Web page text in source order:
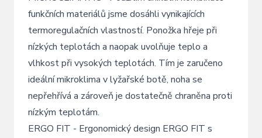
funkčních materiálů jsme dosáhli vynikajících
termoregulačních vlastností. Ponožka hřeje při
nízkých teplotách a naopak uvolňuje teplo a
vlhkost při vysokých teplotách. Tím je zaručeno
ideální mikroklima v lyžařské botě, noha se
nepřehřívá a zároveň je dostatečně chraněna proti
nízkým teplotám.
ERGO FIT - Ergonomický design ERGO FIT s